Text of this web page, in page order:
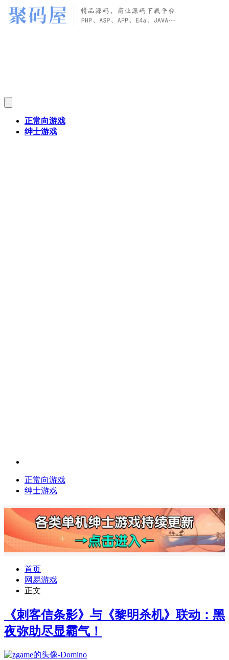
正常向游戏
绅士游戏
正常向游戏
绅士游戏
首页
网易游戏
正文
《刺客信条影》与《黎明杀机》联动：黑
夜弥助尽显霸气！